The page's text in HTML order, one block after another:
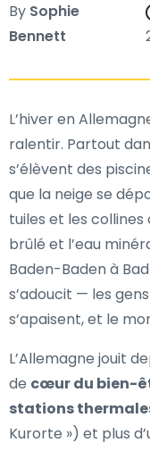
By Sophie
Bennett
L’hiver en
ralentir. Partout
s’élèvent des
que la neige se
tuiles et les collines
brûlé et l’eau
Baden-Baden à
s’adoucit — les
s’apaisent, et le
L’Allemagne jouit
de cœur du bien-
stations
Kurorte ») et plus